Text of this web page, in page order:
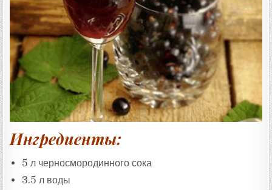
Ингредиенты:
5 л черносмородинного сока
3.5 л воды